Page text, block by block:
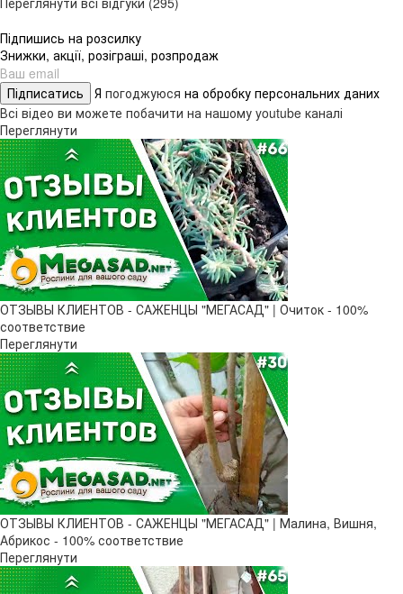
Підпишись на розсилку
Знижки, акції, розіграші, розпродаж
Підписатись Я погоджуюся на обробку персональних даних
Всі відео ви можете побачити на нашому youtube каналі
Переглянути
ОТЗЫВЫ КЛИЕНТОВ - САЖЕНЦЫ "МЕГАСАД" | Очиток - 100%
соответствие
Переглянути
ОТЗЫВЫ КЛИЕНТОВ - САЖЕНЦЫ "МЕГАСАД" | Малина, Вишня,
Абрикос - 100% соответствие
Переглянути